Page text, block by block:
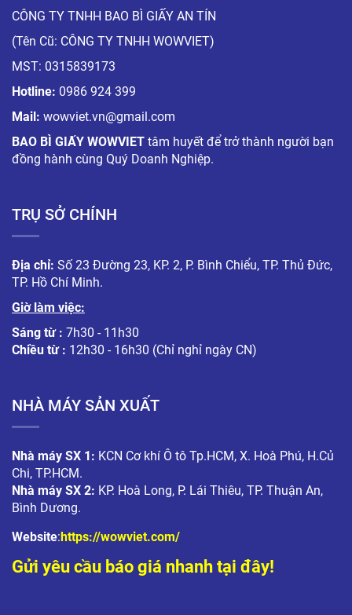
CÔNG TY TNHH BAO BÌ GIẤY AN TÍN
(Tên Cũ: CÔNG TY TNHH WOWVIET)
MST: 0315839173
Hotline: 0986 924 399
Mail: wowviet.vn@gmail.com
BAO BÌ GIẤY WOWVIET tâm huyết để trở thành người bạn
đồng hành cùng Quý Doanh Nghiệp.
TRỤ SỞ CHÍNH
Địa chỉ: Số 23 Đường 23, KP. 2, P. Bình Chiểu, TP. Thủ Đức,
TP. Hồ Chí Minh.
Giờ làm việc:
Sáng từ : 7h30 - 11h30
Chiều từ : 12h30 - 16h30 (Chỉ nghỉ ngày CN)
NHÀ MÁY SẢN XUẤT
Nhà máy SX 1: KCN Cơ khí Ô tô Tp.HCM, X. Hoà Phú, H.Củ
Chi, TP.HCM.
Nhà máy SX 2: KP. Hoà Long, P. Lái Thiêu, TP. Thuận An,
Bình Dương.
Website:https://wowviet.com/
Gửi yêu cầu báo giá nhanh tại đây!